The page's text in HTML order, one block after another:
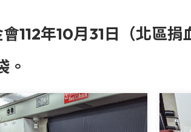
112年10月31日（北區
。